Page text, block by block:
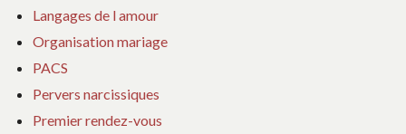
Langages de l amour
Organisation mariage
PACS
Pervers narcissiques
Premier rendez-vous